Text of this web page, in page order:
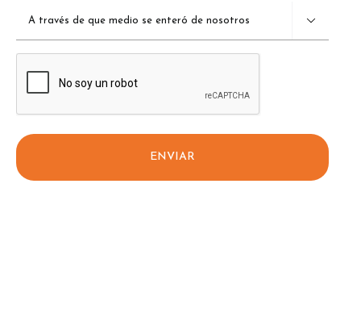
través
de
que
medio
de
(Obligatorio)
